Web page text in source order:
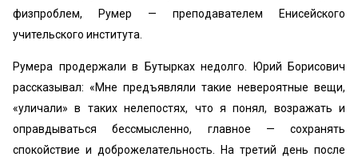
физпроблем, Румер — преподавателем Енисейского
учительского института.
Румера продержали в Бутырках недолго. Юрий Борисович
рассказывал: «Мне предъявляли такие невероятные вещи,
«уличали» в таких нелепостях, что я понял, возражать и
оправдываться бессмысленно, главное — сохранять
спокойствие и доброжелательность. На третий день после